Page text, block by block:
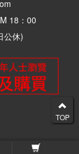
18：00
休)
有
TOP